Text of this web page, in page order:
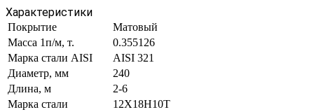
Характеристики
Покрытие
Матовый
Масса 1п/м, т.
0.355126
Марка стали AISI
AISI 321
Диаметр, мм
240
Длина, м
2-6
Марка стали
12Х18Н10Т